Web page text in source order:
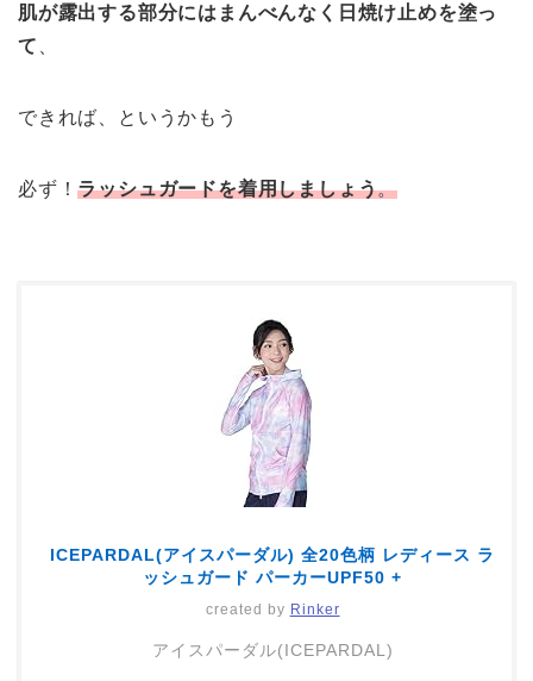
肌が露出する部分にはまんべんなく日焼け止めを塗っ
て
できれば、というかもう
必ず！ラッシュガードを着用しましょう。
ICEPARDAL(アイスパーダル) 全20色柄 レディース ラ
ッシュガード パーカーUPF50 +
created by Rinker
アイスパーダル(ICEPARDAL)